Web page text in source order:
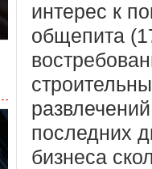
интерес к
общепита
последних
бизнеса